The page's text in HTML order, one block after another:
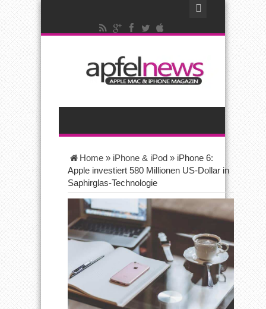
Home » iPhone & iPod » iPhone 6:
Apple investiert 580 Millionen US-Dollar in
Saphirglas-Technologie